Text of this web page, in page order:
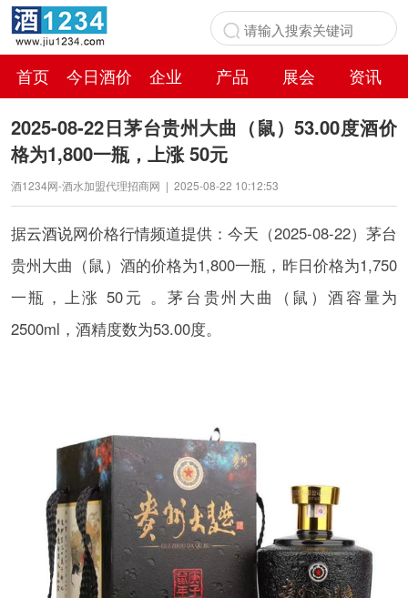
首页 今日酒价 企业 产品 展会
资讯
百科
2025-08-22日茅台贵州大曲（鼠）53.00度酒价
格为1,800一瓶，上涨 50元
酒1234网-酒水加盟代理招商网 | 2025-08-22 10:12:53
据云酒说网价格行情频道提供：今天（2025-08-22）茅台
贵州大曲（鼠）酒的价格为1,800一瓶，昨日价格为1,750
一瓶，上涨 50元 。茅台贵州大曲（鼠）酒容量为
2500ml，酒精度数为53.00度。